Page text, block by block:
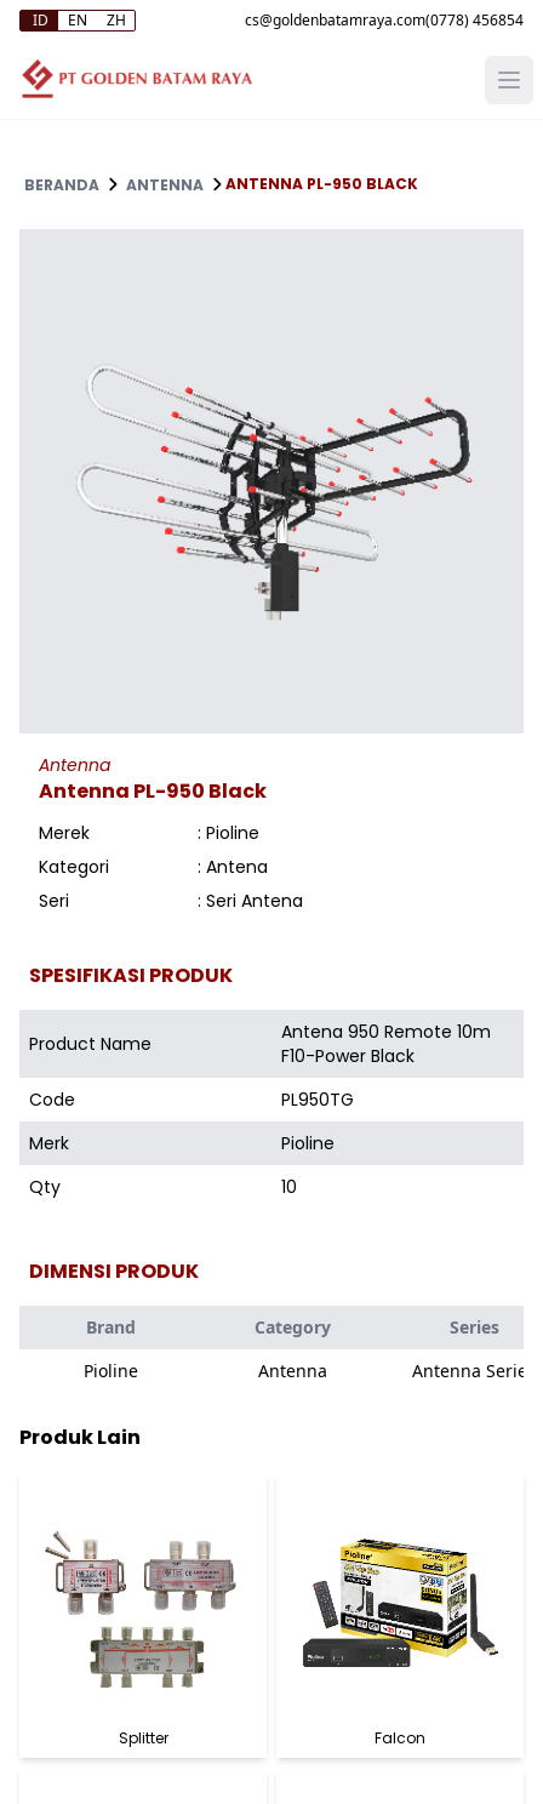
ID EN ZH (0778) 456854
BERANDA ANTENNA ANTENNA PL-950 BLACK
Antenna
Antenna PL-950 Black
Merek
: Pioline
Kategori
: Antena
Seri
: Seri Antena
SPESIFIKASI PRODUK
Product Name
Antena 950 Remote 10m
F10-Power Black
Code
PL950TG
Merk
Pioline
Qty
10
DIMENSI PRODUK
Brand Category
Series
Pioline
Antenna Antenna Series
Produk Lain
Splitter Falcon